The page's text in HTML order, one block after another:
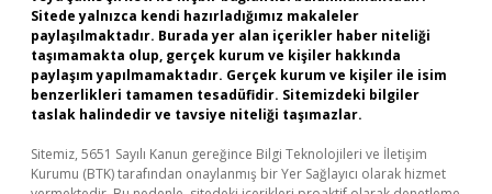
Sitede yalnızca kendi hazırladığımız makaleler
paylaşılmaktadır. Burada yer alan içerikler haber niteliği
taşımamakta olup, gerçek kurum ve kişiler hakkında
paylaşım yapılmamaktadır. Gerçek kurum ve kişiler ile isim
benzerlikleri tamamen tesadüfidir. Sitemizdeki bilgiler
taslak halindedir ve tavsiye niteliği taşımazlar.
Sitemiz, 5651 Sayılı Kanun gereğince Bilgi Teknolojileri ve İletişim
Kurumu (BTK) tarafından onaylanmış bir Yer Sağlayıcı olarak hizmet